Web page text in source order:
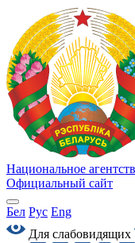
Национальное
Официальный сайт
Бел Рус Eng
Для слабовидящих